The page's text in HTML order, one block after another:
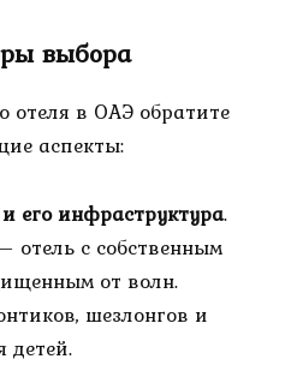
выбора
отеля в ОАЭ обратите
аспекты:
его инфраструктура.
с собственным
от волн.
шезлонгов и
детей.